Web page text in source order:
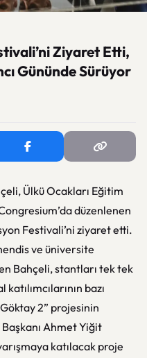
Ziyaret Etti,
Gününde Sürüyor
Ülkü Ocakları Eğitim
düzenlenen
Festivali’ni ziyaret etti.
ve üniversite
Bahçeli, stantları tek tek
bazı
2” projesinin
Ahmet Yiğit
katılacak proje